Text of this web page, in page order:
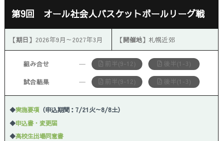
第9回 オール社会人バスケットボールリーグ戦
【期日】 2026年9月～2027年3月 【開催地】札幌近郊
組み合せ ─ 前半(9-12) 後半(1-3)
試合結果 ─ 前半(9-12) 後半(1-3)
◆実施要項 （申込期間：7/21火～8/8土）
◆申込書・変更届
◆高校生出場同意書